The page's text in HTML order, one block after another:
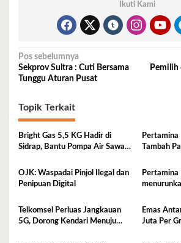
Ikuti Kami
Navigasi
pos
Pos sebelumnya
Sekprov Sultra : Cuti Bersama
Tunggu Aturan Pusat
Pemilih
Topik Terkait
Bright Gas 5,5 KG Hadir di
Sidrap, Bantu Pompa Air Sawah
Elpiji 3 Kg
Pertamina
Tambah
Selatan
OJK: Waspadai Pinjol Ilegal dan
Penipuan Digital
Pertamina
Telkomsel Perluas Jangkauan
5G, Dorong Kendari Menuju
Emas
Juta Per